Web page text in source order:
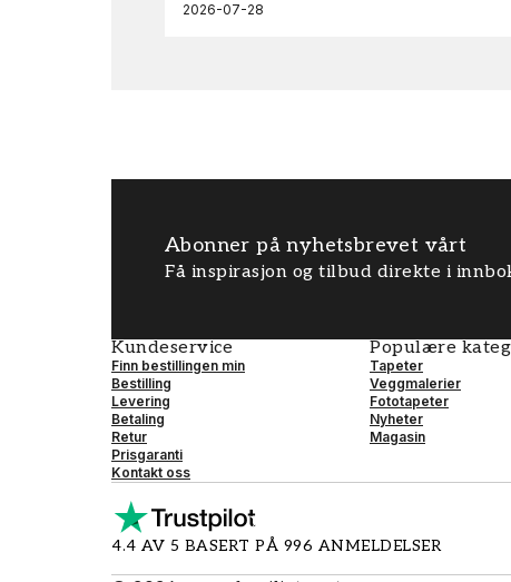
2026-07-28
Abonner på nyhetsbrevet vårt
Få inspirasjon og tilbud direkte i
Kundeservice
Finn bestillingen min
Bestilling
Levering
Betaling
Retur
Prisgaranti
Kontakt oss
Populære
Tapeter
Veggmalerier
Fototapeter
Nyheter
Magasin
4.4 AV 5 BASERT PÅ 996 ANMELDELSER